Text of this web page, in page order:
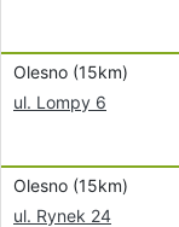
Olesno (15km)
ul. Lompy 6
Olesno (15km)
ul. Rynek 24